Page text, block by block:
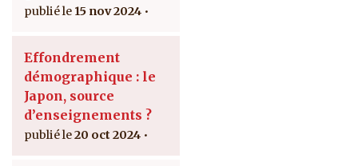
15 nov 2024
Effondrement
démographique : le
Japon, source
d’enseignements ?
20 oct 2024